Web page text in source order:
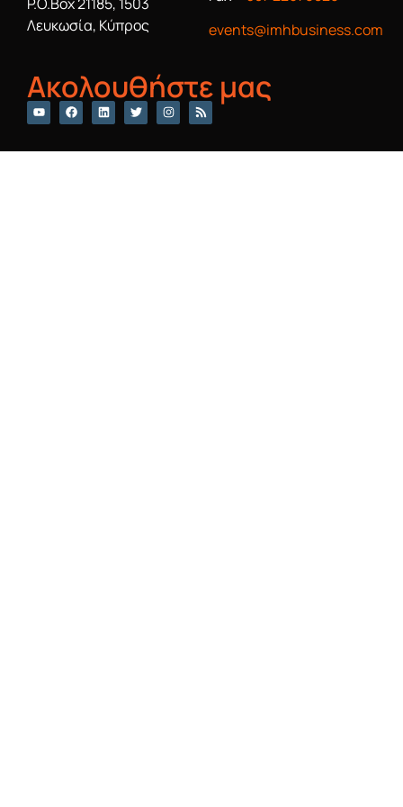
P.O.Box 21185, 1503
Λευκωσία, Κύπρος
events@imhbusiness.com
Ακολουθήστε μας